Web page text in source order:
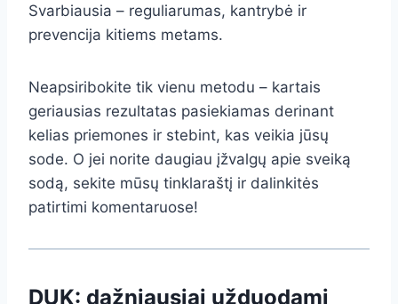
Svarbiausia – reguliarumas, kantrybė ir
prevencija kitiems metams.
Neapsiribokite tik vienu metodu – kartais
geriausias rezultatas pasiekiamas derinant
kelias priemones ir stebint, kas veikia jūsų
sode. O jei norite daugiau įžvalgų apie sveiką
sodą, sekite mūsų tinklaraštį ir dalinkitės
patirtimi komentaruose!
DUK: dažniausiai užduodami